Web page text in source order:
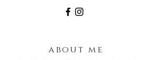
about me